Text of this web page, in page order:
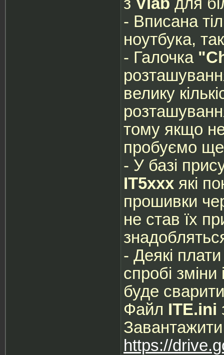
- Вписана
ноутбука,
- Галочка
велику
тому якщо не
пробуємо
- У базі
IT5xxx які
прошивки
не став їх
- Деякі
спробі зміни
буде
Файл ITE.ini
https://